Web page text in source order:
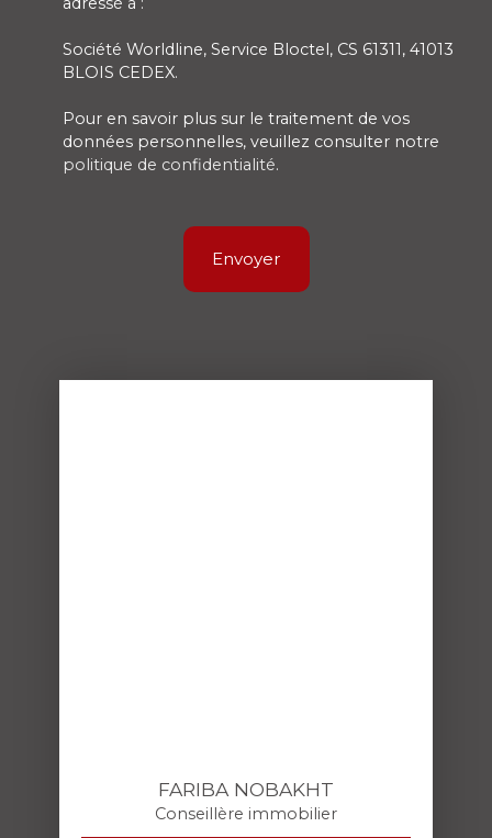
Société Worldline, Service Bloctel, CS 61311, 41013
BLOIS CEDEX.
Pour en savoir plus sur le traitement de vos
données personnelles, veuillez consulter notre
politique de confidentialité.
Envoyer
FARIBA NOBAKHT
Conseillère immobilier